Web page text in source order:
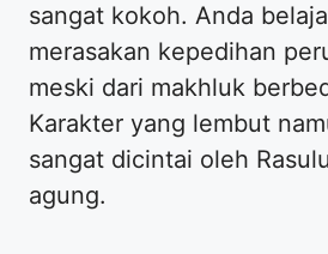
sangat kokoh. Anda
merasakan kepedihan
meski dari makhluk
Karakter yang lembut
sangat dicintai oleh
agung.